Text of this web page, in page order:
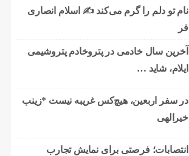
نام تو دلم را گرم می‌کند ✍️ اسلام انصاری
فر
آخرین سال خادمی در پتروخادم پتروشیمی
ایلام، شاید …
در سفر اربعین، هیچ‌کس غریبه نیست *زینب
خیرالهی
انتصابات؛ فرصتی برای نمایش تجارب